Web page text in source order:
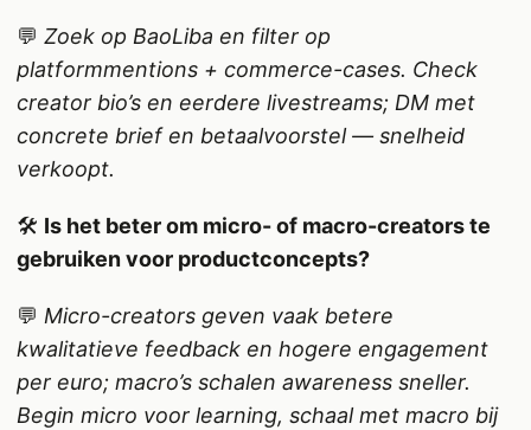
💬 Zoek op BaoLiba en filter op
platformmentions + commerce-cases. Check
creator bio’s en eerdere livestreams; DM met
concrete brief en betaalvoorstel — snelheid
verkoopt.
🛠️ Is het beter om micro- of macro-creators te
gebruiken voor productconcepts?
💬 Micro-creators geven vaak betere
kwalitatieve feedback en hogere engagement
per euro; macro’s schalen awareness sneller.
Begin micro voor learning, schaal met macro bij